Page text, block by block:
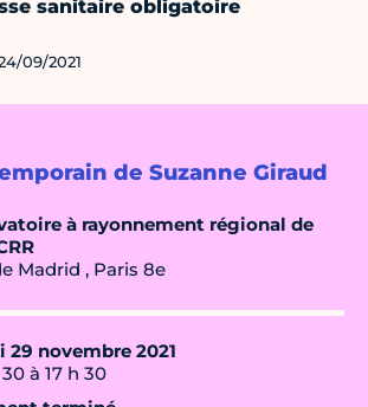
de Suzanne Giraud
à rayonnement régional de
Madrid , Paris 8e
29 novembre 2021
à 17 h 30
sanitaire obligatoire
09/2021